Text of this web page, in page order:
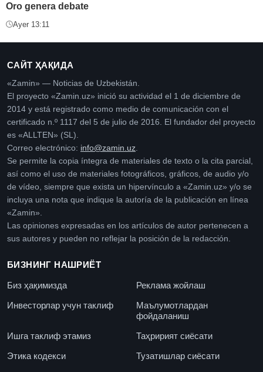
Oro genera debate
Ayer 13:11
САЙТ ҲАҚИДА
«Zamin» — Noticias de Uzbekistán.
El proyecto «Zamin.uz» inició su actividad el 1 de diciembre de
2014 y está registrado como medio de comunicación con el
certificado n.º 1117 del 5 de julio de 2016. El fundador del proyecto
es «ALLTEN» (SL).
Correo electrónico: info@zamin.uz
Se permite la copia íntegra de materiales de texto o la cita parcial,
así como el uso de materiales fotográficos, gráficos, de audio y/o
de vídeo, siempre que exista un hipervínculo a «Zamin.uz» y/o se
incluya una nota que indique la autoría de la publicación en línea
«Zamin».
Las opiniones expresadas en los artículos de autor pertenecen a
sus autores y pueden no reflejar la posición de la redacción.
БИЗНИНГ НАШРИЁТ
Биз ҳақимизда
Реклама жойлаш
Инвесторлар учун таклиф
Маълумотлардан
фойдаланиш
Ишга таклиф этамиз
Таҳририят сиёсати
Этика кодекси
Тузатишлар сиёсати